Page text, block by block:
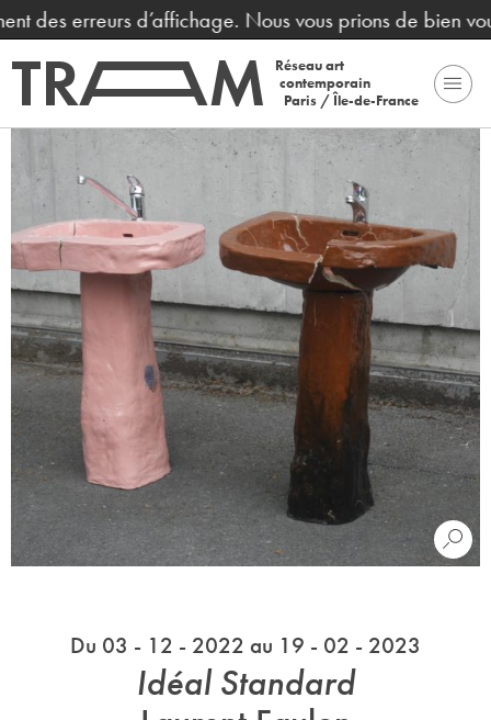
des erreurs d’affichage. Nous vous prions de bien
Réseau art
contemporain
Paris / Île-de-France
Du 03 - 12 - 2022 au 19 - 02 - 2023
Idéal Standard